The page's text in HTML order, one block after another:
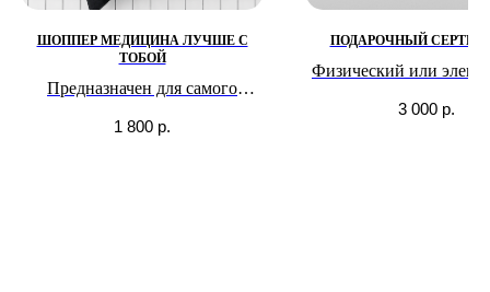
ШОППЕР МЕДИЦИНА ЛУЧШЕ С
ТОБОЙ
Предназначен для самого
1 800 р.
ПОДАРОЧНЫЙ
Физический или
3 000 р.